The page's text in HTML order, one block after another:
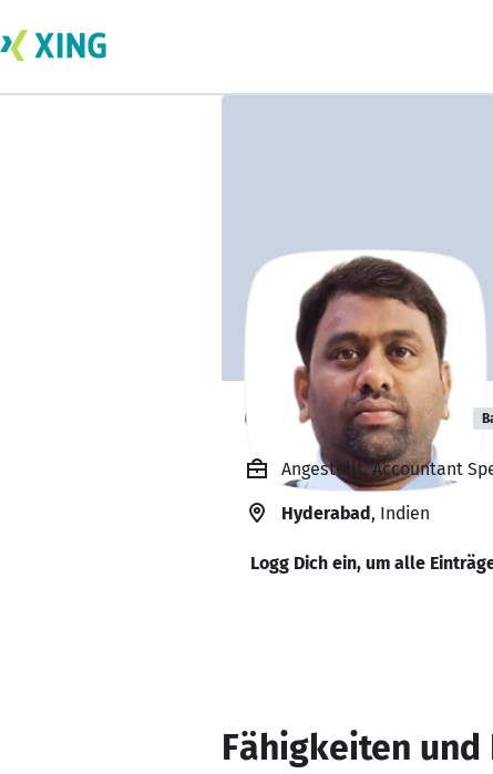
Chetty Sreeram
Angestellt, Accountant
Hyderabad, Indien
Logg Dich ein, um alle
Fähigkeiten und